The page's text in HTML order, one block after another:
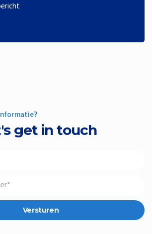
get in touch
Versturen